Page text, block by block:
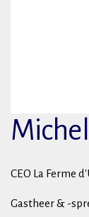
CEO La Ferme
Gastheer & -